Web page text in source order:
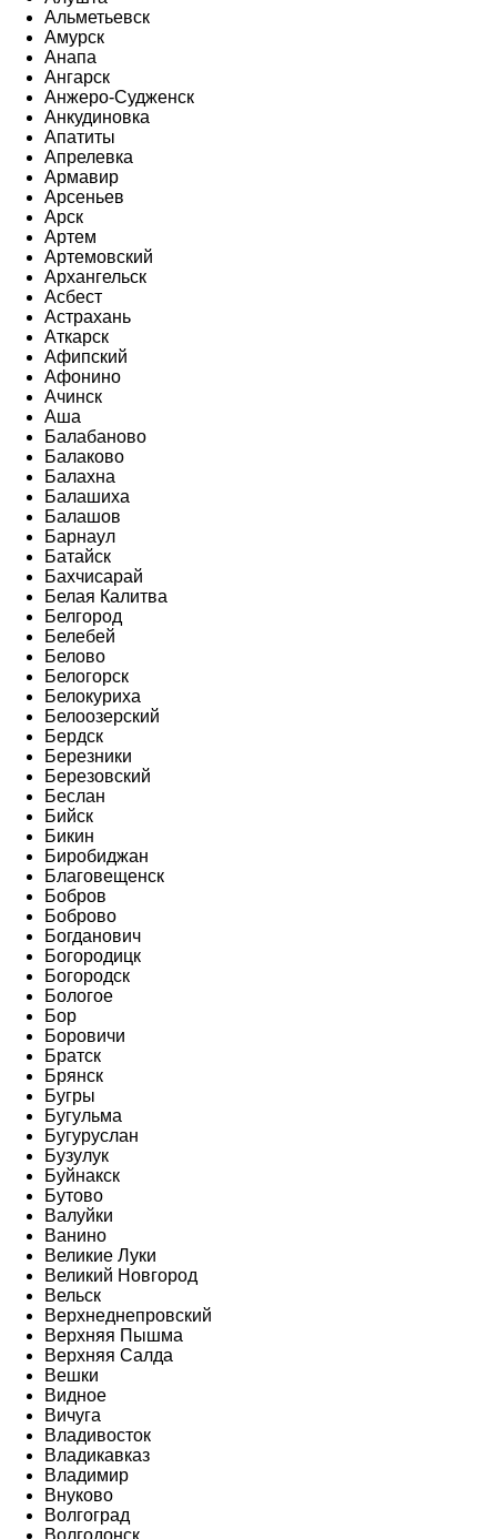
Альметьевск
Амурск
Анапа
Ангарск
Анжеро-Судженск
Анкудиновка
Апатиты
Апрелевка
Армавир
Арсеньев
Арск
Артем
Артемовский
Архангельск
Асбест
Астрахань
Аткарск
Афипский
Афонино
Ачинск
Аша
Балабаново
Балаково
Балахна
Балашиха
Балашов
Барнаул
Батайск
Бахчисарай
Белая Калитва
Белгород
Белебей
Белово
Белогорск
Белокуриха
Белоозерский
Бердск
Березники
Березовский
Беслан
Бийск
Бикин
Биробиджан
Благовещенск
Бобров
Боброво
Богданович
Богородицк
Богородск
Бологое
Бор
Боровичи
Братск
Брянск
Бугры
Бугульма
Бугуруслан
Бузулук
Буйнакск
Бутово
Валуйки
Ванино
Великие Луки
Великий Новгород
Вельск
Верхнеднепровский
Верхняя Пышма
Верхняя Салда
Вешки
Видное
Вичуга
Владивосток
Владикавказ
Владимир
Внуково
Волгоград
Волгодонск